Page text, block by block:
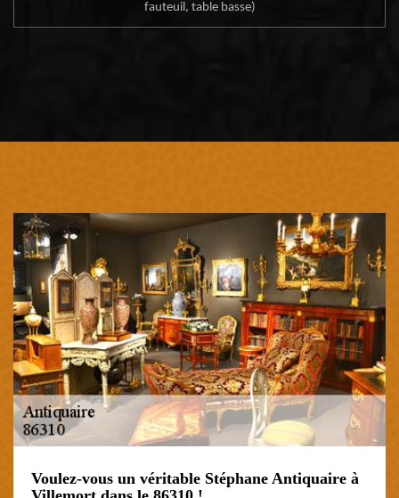
fauteuil, table basse)
Voulez-vous un véritable Stéphane Antiquaire à